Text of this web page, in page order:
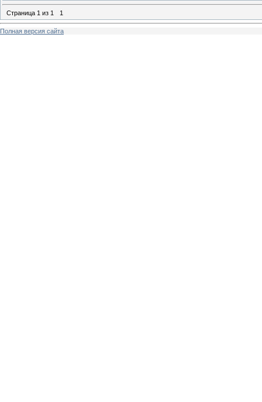
Страница 1 из 1 1
Полная версия сайта